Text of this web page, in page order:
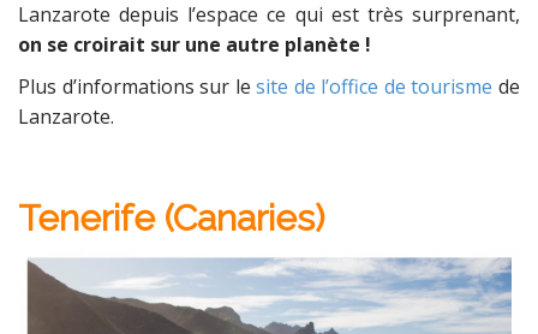
Lanzarote depuis l’espace ce qui est très surprenant,
on se croirait sur une autre planète !
Plus d’informations sur lesite de l’office de tourisme de
Lanzarote.
Tenerife (Canaries)